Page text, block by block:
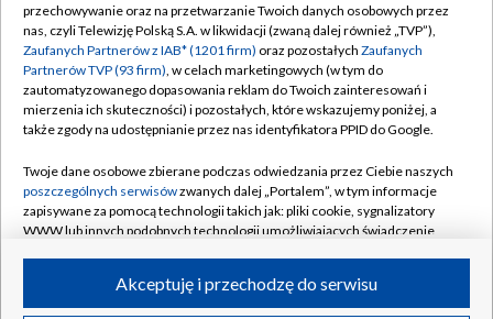
Abonament TVP
Emisja w TVP
Centrum informacji TVP
Naziemna Telewizja Cyfrowa
Rada Programowa
System NOS
Informacje o nadawcy
Program dla prasy
Regulamin TVP
Polityka prywatności
Moje zgody
Pomoc
Kontakt
Kanały
przechowywanie oraz na przetwarzanie Twoich danych osobowych przez
nas, czyli Telewizję Polską S.A. w likwidacji (zwaną dalej również „TVP”),
Zaufanych Partnerów z IAB* (1201 firm) oraz pozostałych Zaufanych
Partnerów TVP (93 firm), w celach marketingowych (w tym do
zautomatyzowanego dopasowania reklam do Twoich zainteresowań i
mierzenia ich skuteczności) i pozostałych, które wskazujemy poniżej, a
także zgody na udostępnianie przez nas identyfikatora PPID do Google.
Twoje dane osobowe zbierane podczas odwiedzania przez Ciebie naszych
poszczególnych serwisówzwanych dalej „Portalem”, w tym informacje
zapisywane za pomocą technologii takich jak: pliki cookie, sygnalizatory
WWW lub innych podobnych technologii umożliwiających świadczenie
ruchu w Internecie.Akceptuję i przechodzę do serwisu